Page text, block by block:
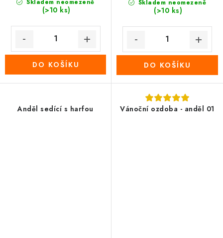
Skladem neomezeně
(>10 ks)
DO KOŠÍKU
Skladem neomezeně
(>10 ks)
DO KOŠÍKU
Anděl sedící s harfou Vánoční ozdoba - anděl 01